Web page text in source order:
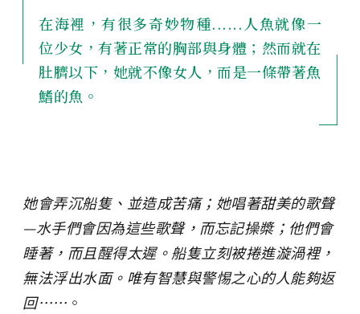
在海裡，有很多奇妙物種......人魚就像一
位少女，有著正常的胸部與身體；然而就在
肚臍以下，她就不像女人，而是一條帶著魚
鰭的魚。
她會弄沉船隻、並造成苦痛；她唱著甜美的歌聲
—水手們會因為這些歌聲，而忘記操槳；他們會
睡著，而且醒得太遲。船隻立刻被捲進漩渦裡，
無法浮出水面。唯有智慧與警惕之心的人能夠返
回…… 。